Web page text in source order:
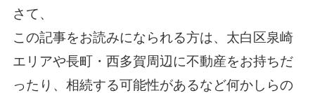
さて、
この記事をお読みになられる方は、太白区泉崎
エリアや長町・西多賀周辺に不動産をお持ちだ
ったり、相続する可能性があるなど何かしらの